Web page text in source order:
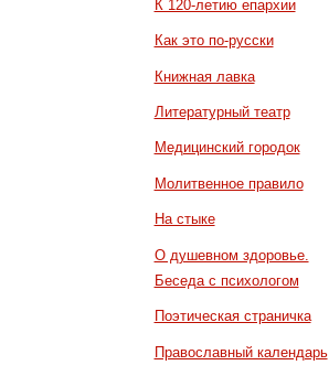
К 120-летию епархии
Как это по-русски
Книжная лавка
Литературный театр
Медицинский городок
Молитвенное правило
На стыке
О душевном здоровье.
Беседа с психологом
Поэтическая страничка
Православный календарь